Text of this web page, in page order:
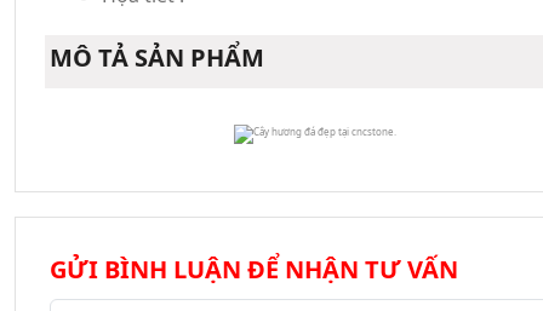
MÔ TẢ SẢN PHẨM
GỬI BÌNH LUẬN ĐỂ NHẬN TƯ VẤN